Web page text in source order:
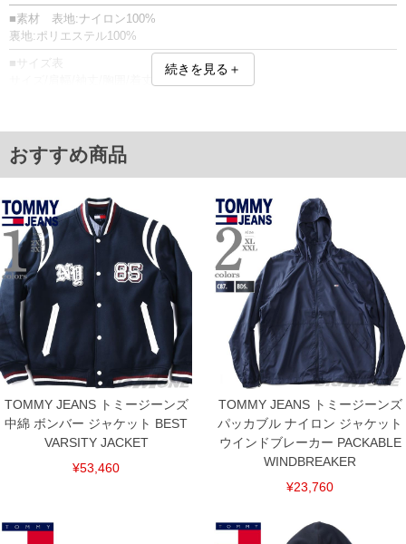
■素材 表地:ナイロン100%
裏地:ポリエステル100%
■サイズ表
サイズ/肩幅/袖丈/胸囲/着丈
単位はcm
※【返品交換について】
ご了承くださいませ。
※【ボトムの裾上げをご希望の場合】
裾上げ料金は500円+税となります。
備考欄に股下●cmとご記入下さい。（裾上げ無料対象商品は1本につき税込6,000円以
上の品が対象。1本5,999円以下の商品は有料（500円+税）となります。）
出荷まで約1週間～20日間程お時間を頂く場合がございます。
尚、裾上げした商品は返品・交換不可となりますので、予めご了承下さい。
一部、お直しに対応出来ない商品がございます。(例：裾にファスナーや調節ひもが付
いている、極端なデザインが施されている等)
※商品によって若干のサイズの誤差がございます。また、お客様がご使用の環境（コ
ンピュータ画面）によって、商品の色味が若干異なる場合がございます。予めご了承
ください。
舗からのお取り寄せ等により、お客様にご迷惑をお掛けしてしまう場合がございま
す。そのようなことがない様最大限に努めておりますが、もしあった場合速やかにご
連絡させて頂きますので予めご了承ください。
続きを見る＋
おすすめ商品
TOMMY JEANS トミージーンズ
中綿 ボンバー ジャケット BEST
VARSITY JACKET
¥53,460
TOMMY JEANS トミージーンズ
パッカブル ナイロン ジャケット
ウインドブレーカー PACKABLE
WINDBREAKER
¥23,760